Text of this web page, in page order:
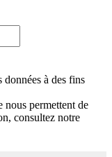
données à des fins
permettent de
consultez notre